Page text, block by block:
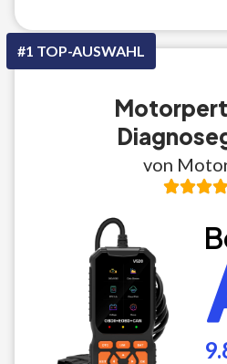
#1 TOP-AUSWAHL
von